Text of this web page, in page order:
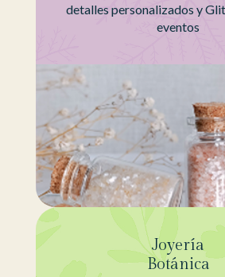
detalles personalizados y
eventos
Joyería
Botánica